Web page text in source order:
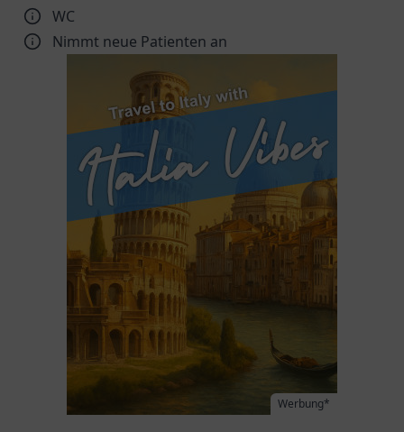
WC
Nimmt neue Patienten an
Werbung*